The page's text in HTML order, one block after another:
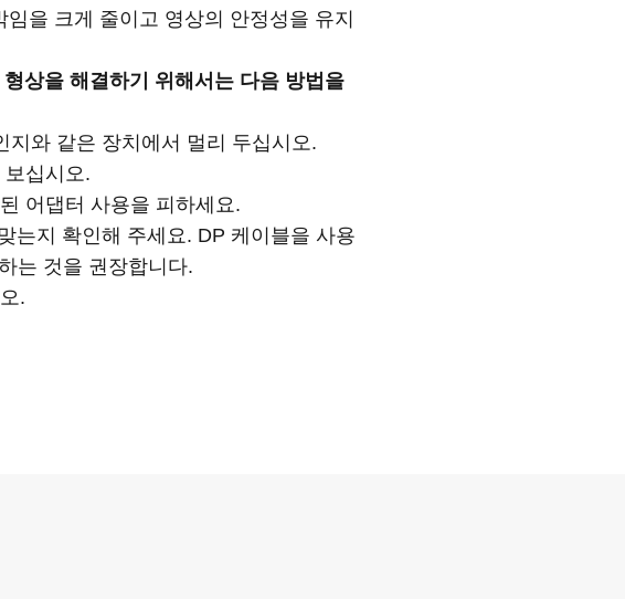
을 크게 줄이고 영상의 안정성을 유지
상을 해결하기 위해서는 다음 방법을
와 같은 장치에서 멀리 두십시오.
십시오.
어댑터 사용을 피하세요.
는지 확인해 주세요. DP 케이블을 사용
는 것을 권장합니다.
.